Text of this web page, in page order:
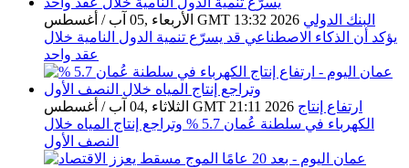
الأربعاء ,05 آب / أغسطس GMT 13:32 2026 البنك الدولي
يؤكد أن الذكاء الاصطناعي قد يسرّع تنمية الدول النامية خلال
عقد واحد
الثلاثاء ,04 آب / أغسطس GMT 21:11 2026 ارتفاع إنتاج
الكهرباء في سلطنة عُمان 5.7 % وتراجع إنتاج المياه خلال
النصف الأول